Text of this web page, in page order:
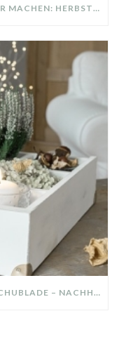
KRANZ AUS WILDEN KARDE SELBER MACHEN: HERBSTDEKO GANZ EINFACH
DIY-DEKO-TABLETT AUS ALTER SCHUBLADE – NACHHALTIGE HERBSTDEKO SELBER MACHEN!